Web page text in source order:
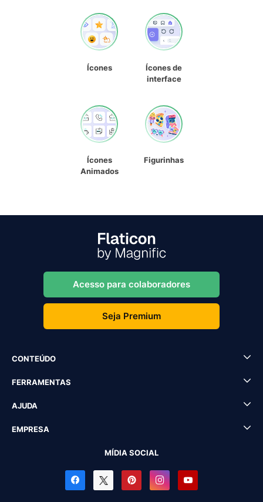
Ícones
Ícones de
interface
Ícones
Animados
Figurinhas
Acesso para colaboradores
Seja Premium
CONTEÚDO
FERRAMENTAS
AJUDA
EMPRESA
MÍDIA SOCIAL